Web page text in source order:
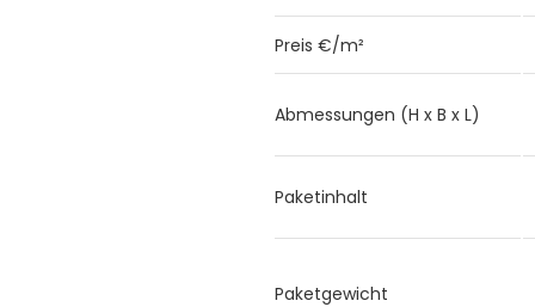
Preis €/m²
Abmessungen (H x B x L)
Paketinhalt
Paketgewicht